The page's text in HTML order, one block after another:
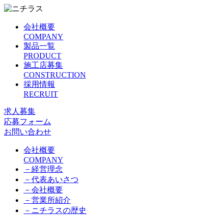
会社概要
COMPANY
製品一覧
PRODUCT
施工店募集
CONSTRUCTION
採用情報
RECRUIT
求人募集
応募フォーム
お問い合わせ
会社概要
COMPANY
－ 経営理念
－ 代表あいさつ
－ 会社概要
－ 営業所紹介
－ ニチラスの歴史